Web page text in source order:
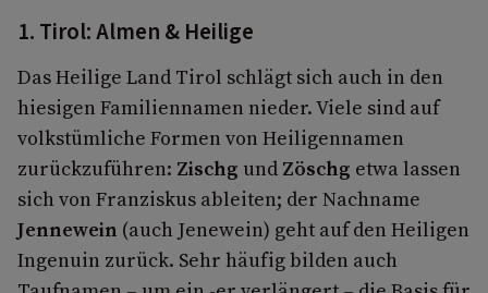
1. Tirol: Almen & Heilige
Das Heilige Land Tirol schlägt sich auch in den
hiesigen Familiennamen nieder. Viele sind auf
volkstümliche Formen von Heiligennamen
zurückzuführen: Zischg und Zöschg etwa lassen
sich von Franziskus ableiten; der Nachname
Jennewein (auch Jenewein) geht auf den Heiligen
Ingenuin zurück. Sehr häufig bilden auch